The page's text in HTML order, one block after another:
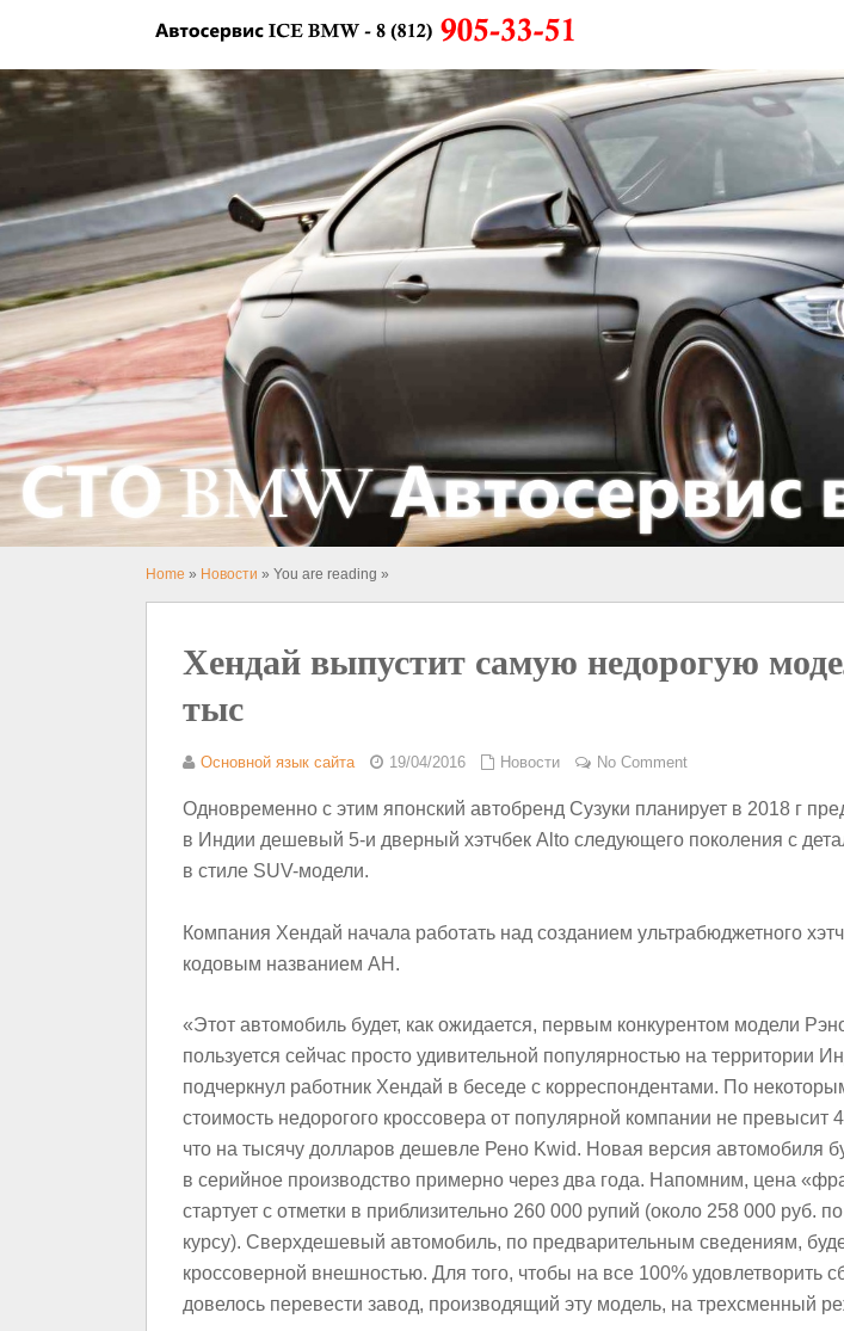
Home » Новости » You are reading »
Хендай выпустит самую недорогую
тыс
Основной язык сайта 19/04/2016 Новости No Comment
Одновременно с этим японский автобренд Сузуки планирует в 2018 г
в Индии дешевый 5-и дверный хэтчбек Alto следующего поколения с
в стиле SUV-модели.
Компания Хендай начала работать над созданием ультрабюджетного
кодовым названием АН.
«Этот автомобиль будет, как ожидается, первым конкурентом модели
пользуется cейчас просто удивительной популярностью на территории
подчеркнул работник Хендай в беседе с корреспондентами. По
стоимость недорогого кроссовера от популярной компании не превысит
что на тысячу долларов дешевле Рено Kwid. Новая версия автомобиля
в серийное производство примерно через два года. Напомним, цена
стартует с отметки в приблизительно 260 000 рупий (около 258 000 руб.
курсу). Сверхдешевый автомобиль, по предварительным сведениям,
кроссоверной внешностью. Для того, чтобы на все 100% удовлетворить
довелось перевести завод, производящий эту модель, на трехсменный